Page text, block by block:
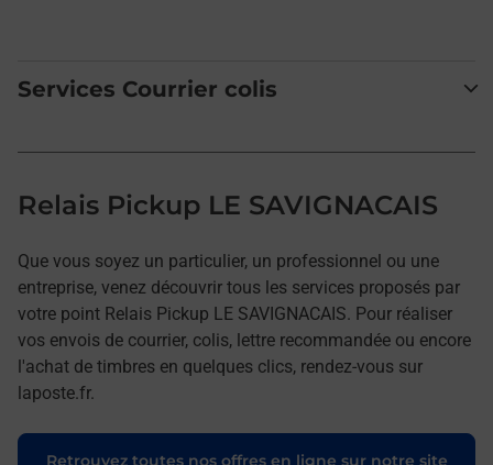
Services Courrier colis
Relais Pickup LE SAVIGNACAIS
Que vous soyez un particulier, un professionnel ou une
entreprise, venez découvrir tous les services proposés par
votre point Relais Pickup LE SAVIGNACAIS. Pour réaliser
vos envois de courrier, colis, lettre recommandée ou encore
l'achat de timbres en quelques clics, rendez-vous sur
laposte.fr.
Retrouvez toutes nos offres en ligne sur notre site